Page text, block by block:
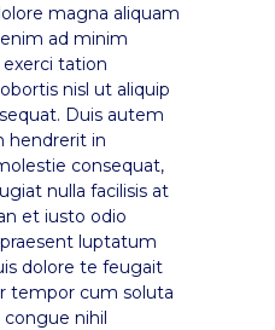
magna aliquam
ad minim
tation
nisl ut aliquip
Duis autem
hendrerit in
consequat,
nulla facilisis at
et iusto odio
luptatum
dolore te feugait
tempor cum soluta
nihil